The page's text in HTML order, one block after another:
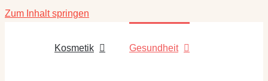
Zum Inhalt springen
Kosmetik Gesundheit